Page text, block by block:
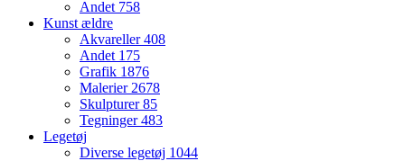
Andet 758
Kunst ældre
Akvareller408
Andet 175
Grafik 1876
Malerier2678
Skulpturer85
Tegninger483
Legetøj
Diverse legetøj 1044